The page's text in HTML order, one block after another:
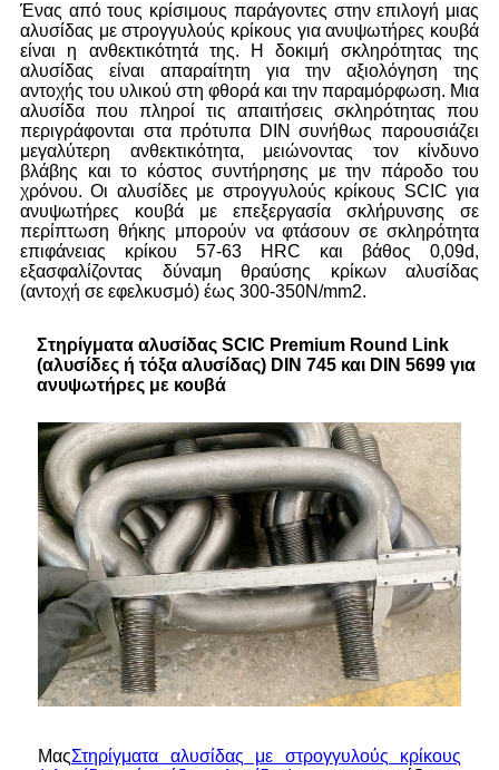
Ένας από τους κρίσιμους παράγοντες στην επιλογή μιας
αλυσίδας με στρογγυλούς κρίκους για ανυψωτήρες κουβά
είναι η ανθεκτικότητά της. Η δοκιμή σκληρότητας της
αλυσίδας είναι απαραίτητη για την αξιολόγηση της
αντοχής του υλικού στη φθορά και την παραμόρφωση. Μια
αλυσίδα που πληροί τις απαιτήσεις σκληρότητας που
περιγράφονται στα πρότυπα DIN συνήθως παρουσιάζει
μεγαλύτερη ανθεκτικότητα, μειώνοντας τον κίνδυνο
βλάβης και το κόστος συντήρησης με την πάροδο του
χρόνου. Οι αλυσίδες με στρογγυλούς κρίκους SCIC για
ανυψωτήρες κουβά με επεξεργασία σκλήρυνσης σε
περίπτωση θήκης μπορούν να φτάσουν σε σκληρότητα
επιφάνειας κρίκου 57-63 HRC και βάθος 0,09d,
εξασφαλίζοντας δύναμη θραύσης κρίκων αλυσίδας
(αντοχή σε εφελκυσμό) έως 300-350N/mm2.
Στηρίγματα αλυσίδας SCIC Premium Round Link
(αλυσίδες ή τόξα αλυσίδας) DIN 745 και DIN 5699 για
ανυψωτήρες με κουβά
ΜαςΣτηρίγματα αλυσίδας με στρογγυλούς κρίκους